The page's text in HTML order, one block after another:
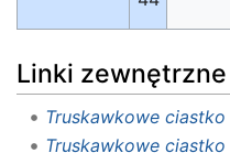
Linki zewnętrzne
Truskawkowe ciastko
Truskawkowe ciastko